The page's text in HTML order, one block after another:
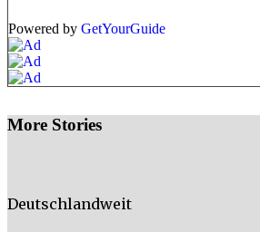
Powered by GetYourGuide
More Stories
Deutschlandweit